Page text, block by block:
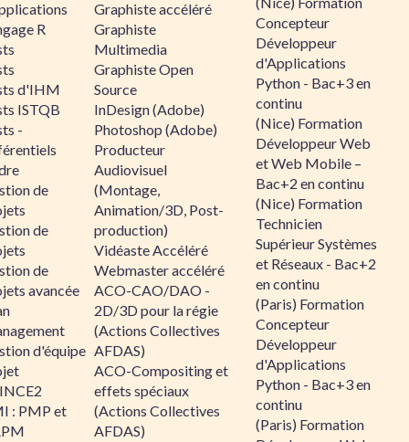
R
d'IHM
ISTQB
-
de
de
de
avancée
d'équipe
: PMP et
Graphiste accéléré
Graphiste
Multimedia
Graphiste Open
Source
InDesign (Adobe)
Photoshop (Adobe)
Producteur
Audiovisuel
(Montage,
Animation/3D, Post-
production)
Vidéaste Accéléré
Webmaster accéléré
ACO-CAO/DAO -
2D/3D pour la régie
(Actions Collectives
AFDAS)
ACO-Compositing et
effets spéciaux
(Actions Collectives
AFDAS)
Concepteur
Développeur
d'Applications
Python - Bac+3 en
continu
(Nice) Formation
Développeur Web
et Web Mobile –
Bac+2 en continu
(Nice) Formation
Technicien
Supérieur Systèmes
et Réseaux - Bac+2
en continu
(Paris) Formation
Concepteur
Développeur
d'Applications
Python - Bac+3 en
continu
(Paris) Formation